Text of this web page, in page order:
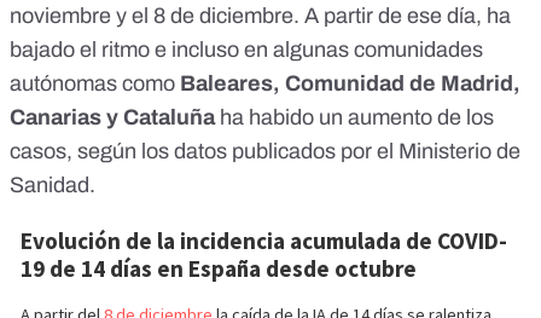
noviembre y el 8 de diciembre. A partir de ese día, ha
bajado el ritmo e incluso en algunas comunidades
autónomas como Baleares, Comunidad de Madrid,
Canarias y Cataluña ha habido un aumento de los
casos, según los datos publicados por el Ministerio de
Sanidad.